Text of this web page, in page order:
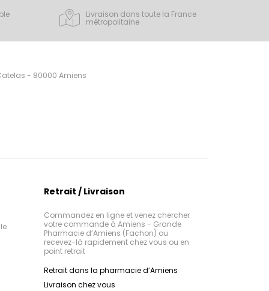
Livraison dans toute la France
métropolitaine
- 80000 Amiens
Retrait / Livraison
Commandez en ligne et venez chercher
votre commande à Amiens - Grande
Pharmacie d’Amiens (Fachon) ou
recevez-là rapidement chez vous ou en
point retrait
Retrait dans la pharmacie d’Amiens
Livraison chez vous